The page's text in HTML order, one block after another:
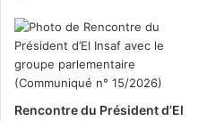
Rencontre du Président d’El